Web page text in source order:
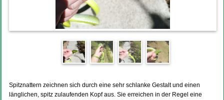
Spitznattern zeichnen sich durch eine sehr schlanke Gestalt und einen
länglichen, spitz zulaufenden Kopf aus. Sie erreichen in der Regel eine